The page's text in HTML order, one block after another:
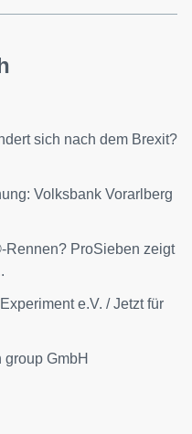
sich nach dem Brexit?
Volksbank Vorarlberg
Rennen? ProSieben zeigt
e.V. / Jetzt für
GmbH